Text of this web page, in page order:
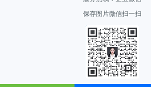
保存图片微信扫一扫